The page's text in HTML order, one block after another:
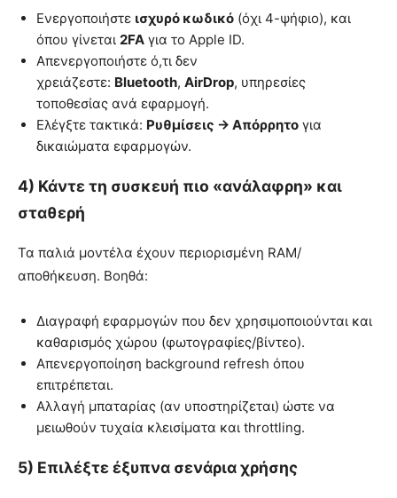
Ενεργοποιήστε ισχυρό κωδικό (όχι 4-ψήφιο), και
όπου γίνεται 2FA για το Apple ID.
Απενεργοποιήστε ό,τι δεν
χρειάζεστε: Bluetooth, AirDrop, υπηρεσίες
τοποθεσίας ανά εφαρμογή.
Ελέγξτε τακτικά: Ρυθμίσεις → Απόρρητο για
δικαιώματα εφαρμογών.
4) Κάντε τη συσκευή πιο «ανάλαφρη» και
σταθερή
Τα παλιά μοντέλα έχουν περιορισμένη RAM/
αποθήκευση. Βοηθά:
Διαγραφή εφαρμογών που δεν χρησιμοποιούνται και
καθαρισμός χώρου (φωτογραφίες/βίντεο).
Απενεργοποίηση background refresh όπου
επιτρέπεται.
Αλλαγή μπαταρίας (αν υποστηρίζεται) ώστε να
μειωθούν τυχαία κλεισίματα και throttling.
5) Επιλέξτε έξυπνα σενάρια χρήσης